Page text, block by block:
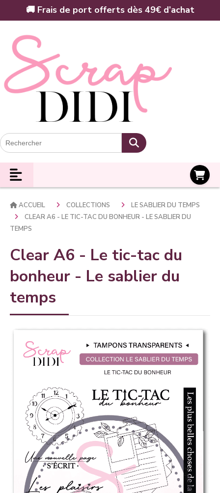
🚚 Frais de port offerts dès 49€ d’achat
ACCUEIL COLLECTIONS
LE SABLIER DU TEMPS
CLEAR A6 - LE TIC-TAC DU BONHEUR - LE SABLIER DU
TEMPS
Clear A6 - Le tic-tac du
bonheur - Le sablier du
temps